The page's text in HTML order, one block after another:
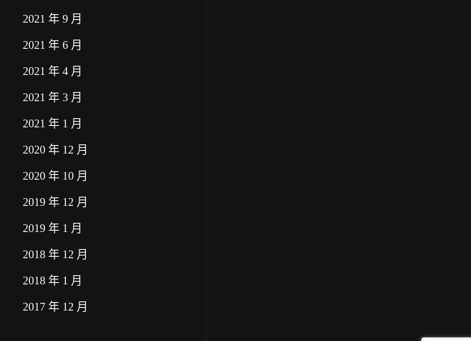
2021 年 9 月
2021 年 6 月
2021 年 4 月
2021 年 3 月
2021 年 1 月
2020 年 12 月
2020 年 10 月
2019 年 12 月
2019 年 1 月
2018 年 12 月
2018 年 1 月
2017 年 12 月